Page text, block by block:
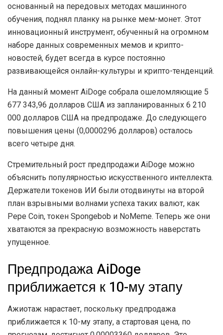
основанный на передовых методах машинного
обучения, поднял планку на рынке мем-монет. Этот
инновационный инструмент, обученный на огромном
наборе данных современных мемов и крипто-
новостей, будет всегда в курсе постоянно
развивающейся онлайн-культуры и крипто-тенденций.
На данный момент AiDoge собрала ошеломляющие 5
677 343,96 долларов США из запланированных 6 210
000 долларов США на предпродаже. До следующего
повышения цены (0,0000296 долларов) осталось
всего четыре дня.
Стремительный рост предпродажи AiDoge можно
объяснить популярностью искусственного интеллекта.
Держатели токенов ИИ были отодвинуты на второй
план взрывными волнами успеха таких валют, как
Pepe Coin, токен Spongebob и NoMeme. Теперь же они
хватаются за прекрасную возможность наверстать
упущенное.
Предпродажа AiDoge
приближается к 10-му этапу
Ажиотаж нарастает, поскольку предпродажа
приближается к 10-му этапу, а стартовая цена, по